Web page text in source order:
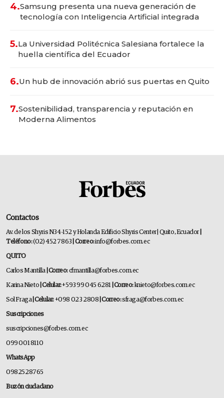
4.Samsung presenta una nueva generación de
tecnología con Inteligencia Artificial integrada
5.La Universidad Politécnica Salesiana fortalece la
huella científica del Ecuador
6.Un hub de innovación abrió sus puertas en Quito
7.Sostenibilidad, transparencia y reputación en
Moderna Alimentos
Contactos
Av. de los Shyris N34-152 y Holanda Edificio Shyris Center | Quito, Ecuador
Teléfono:(02) 452 7863 | Correo:info@forbes.com.ec
QUITO
Carlos Mantilla | Correo:cfmantilla@forbes.com.ec
Karina Nieto | Celular:+593 99 045 6281 | Correo:knieto@forbes.com.ec
Sol Fraga| Celular:+098 023 2808 | Correo:sfraga@forbes.com.ec
Suscripciones
suscripciones@forbes.com.ec
099 001 8110
WhatsApp
0982528765
Buzón ciudadano